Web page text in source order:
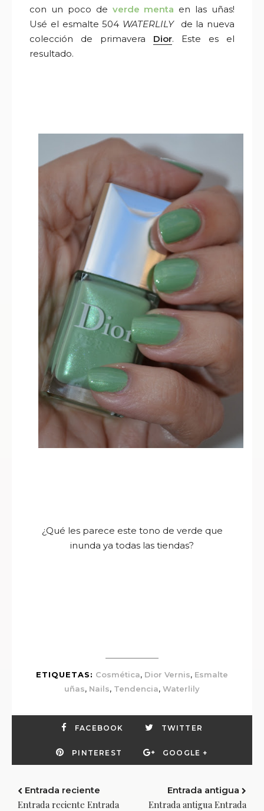
con un poco de verde menta en las uñas!
Usé el esmalte 504 WATERLILYde la nueva
colección de primavera Dior. Este es el
resultado.
¿Qué les parece este tono de verde que
inunda ya todas las tiendas?
ETIQUETAS: Cosmética, Dior Vernis, Esmalte
uñas, Nails, Tendencia, Waterlily
FACEBOOK TWITTER
PINTEREST GOOGLE +
Entrada reciente
Entrada reciente Entrada
Entrada antigua
Entrada antigua Entrada